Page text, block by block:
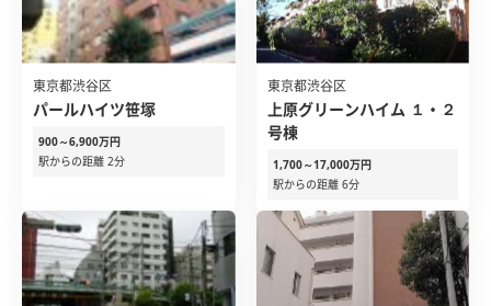
東京都渋谷区
パールハイツ笹塚
900～6,900万円
駅からの距離 2分
東京都渋谷区
上原グリーンハイム １・２
号棟
1,700～17,000万円
駅からの距離 6分